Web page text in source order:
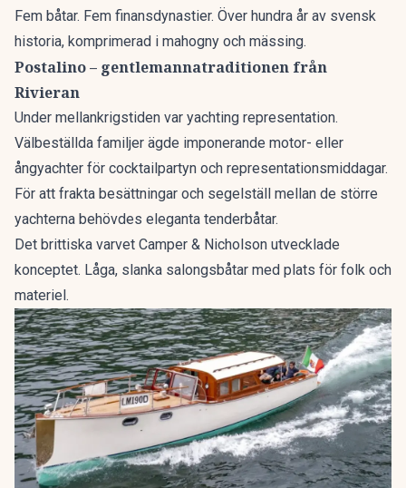
Fem båtar. Fem finansdynastier. Över hundra år av svensk
historia, komprimerad i mahogny och mässing.
Postalino – gentlemannatraditionen från
Rivieran
Under mellankrigstiden var yachting representation.
Välbeställda familjer ägde imponerande motor- eller
ångyachter för cocktailpartyn och representationsmiddagar.
För att frakta besättningar och segelställ mellan de större
yachterna behövdes eleganta tenderbåtar.
Det brittiska varvet Camper & Nicholson utvecklade
konceptet. Låga, slanka salongsbåtar med plats för folk och
materiel.